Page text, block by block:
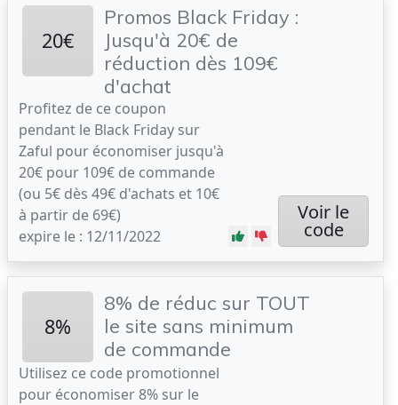
20€
Promos Black Friday :
Jusqu'à 20€ de
réduction dès 109€
d'achat
Profitez de ce coupon
pendant le Black Friday sur
Zaful pour économiser jusqu'à
20€ pour 109€ de commande
(ou 5€ dès 49€ d'achats et 10€
à partir de 69€)
expire le : 12/11/2022
Voir le
code
8%
8% de réduc sur TOUT
le site sans minimum
de commande
Utilisez ce code promotionnel
pour économiser 8% sur le